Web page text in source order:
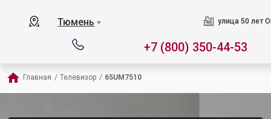
Тюмень ▼ улица 50 лет
+7 (800) 350-44-53
Главная / Телевизор / 65UM7510